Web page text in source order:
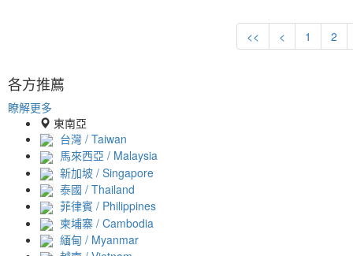
<< < 1 2
各方推薦
瞭解更多
東南亞
台灣 / Taiwan
馬來西亞 / Malaysia
新加坡 / Singapore
泰國 / Thailand
菲律賓 / Philippines
柬埔寨 / Cambodia
緬甸 / Myanmar